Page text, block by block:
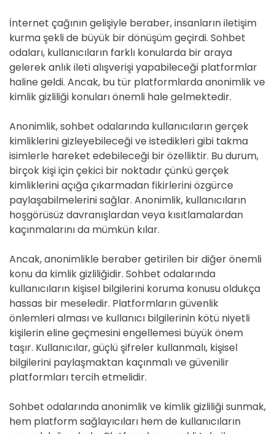
İnternet çağının gelişiyle beraber, insanların iletişim
kurma şekli de büyük bir dönüşüm geçirdi. Sohbet
odaları, kullanıcıların farklı konularda bir araya
gelerek anlık ileti alışverişi yapabileceği platformlar
haline geldi. Ancak, bu tür platformlarda anonimlik ve
kimlik gizliliği konuları önemli hale gelmektedir.
Anonimlik, sohbet odalarında kullanıcıların gerçek
kimliklerini gizleyebileceği ve istedikleri gibi takma
isimlerle hareket edebileceği bir özelliktir. Bu durum,
birçok kişi için çekici bir noktadır çünkü gerçek
kimliklerini açığa çıkarmadan fikirlerini özgürce
paylaşabilmelerini sağlar. Anonimlik, kullanıcıların
hoşgörüsüz davranışlardan veya kısıtlamalardan
kaçınmalarını da mümkün kılar.
Ancak, anonimlikle beraber getirilen bir diğer önemli
konu da kimlik gizliliğidir. Sohbet odalarında
kullanıcıların kişisel bilgilerini koruma konusu oldukça
hassas bir meseledir. Platformların güvenlik
önlemleri alması ve kullanıcı bilgilerinin kötü niyetli
kişilerin eline geçmesini engellemesi büyük önem
taşır. Kullanıcılar, güçlü şifreler kullanmalı, kişisel
bilgilerini paylaşmaktan kaçınmalı ve güvenilir
platformları tercih etmelidir.
Sohbet odalarında anonimlik ve kimlik gizliliği sunmak,
hem platform sağlayıcıları hem de kullanıcıların